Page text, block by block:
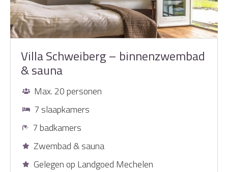
Villa Schweiberg – binnenzwembad
& sauna
Max. 20 personen
7 slaapkamers
7 badkamers
Zwembad & sauna
Gelegen op Landgoed Mechelen